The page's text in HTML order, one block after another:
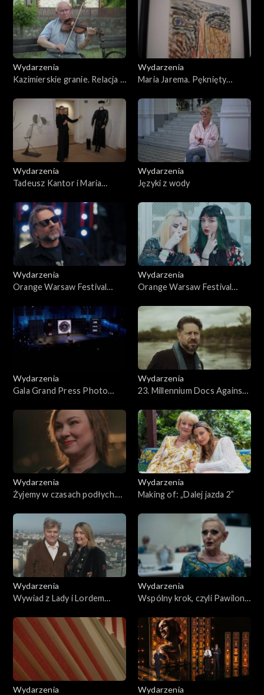
Wydarzenia
Kazimierskie granie. Relacja z
Śpiewaków Ludowych
Wydarzenia
Maria Jarema. Pęknięty
Wydarzenia
Tadeusz Kantor i Maria
Wydarzenia
Języki z wody
Wydarzenia
Orange Warsaw Festival
Wydarzenia
Orange Warsaw Festival
Wydarzenia
Gala Grand Press Photo
Wydarzenia
23. Millennium Docs Against
Wydarzenia
Żyjemy w czasach podłych.
Wydarzenia
Making of: „Dalej jazda 2”
Wydarzenia
Wywiad z Lady i Lordem
Wydarzenia
Wspólny krok, czyli Pawilon
Wydarzenia
Wydarzenia